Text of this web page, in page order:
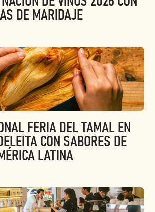
DE MARIDAJE
FERIA DEL TAMAL EN
CON SABORES DE
LATINA